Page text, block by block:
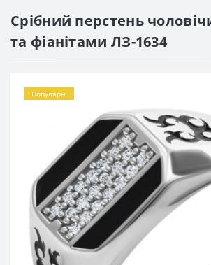
Срібний перстень
та фіанітами ЛЗ-1634
Популярні